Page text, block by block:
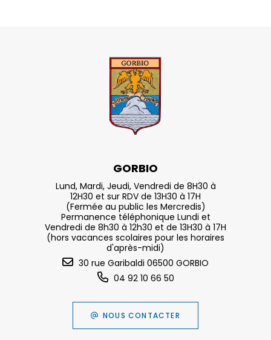
GORBIO
Lund, Mardi, Jeudi, Vendredi de 8H30 à
12H30 et sur RDV de 13H30 à 17H
(Fermée au public les Mercredis)
Permanence téléphonique Lundi et
Vendredi de 8h30 à 12h30 et de 13H30 à 17H
(hors vacances scolaires pour les horaires
d'après-midi)
30 rue Garibaldi 06500 GORBIO
04 92 10 66 50
NOUS CONTACTER